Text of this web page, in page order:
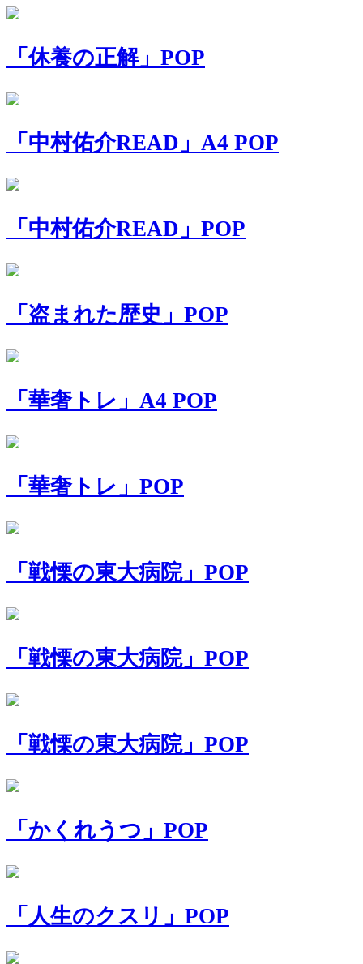
「休養の正解」POP
「中村佑介READ」A4 POP
「中村佑介READ」POP
「盗まれた歴史」POP
「華奢トレ」A4 POP
「華奢トレ」POP
「戦慄の東大病院」POP
「戦慄の東大病院」POP
「戦慄の東大病院」POP
「かくれうつ」POP
「人生のクスリ」POP